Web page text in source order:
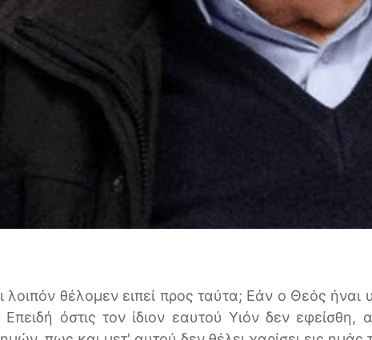
ι λοιπόν θέλομεν ειπεί προς ταύτα; Εάν ο Θεός ήναι
Επειδή όστις τον ίδιον εαυτού Υιόν δεν